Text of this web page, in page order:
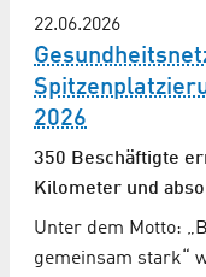
22.06.2026
2026
350 Beschäftigte
Kilometer und
Unter dem Motto:
gemeinsam stark“